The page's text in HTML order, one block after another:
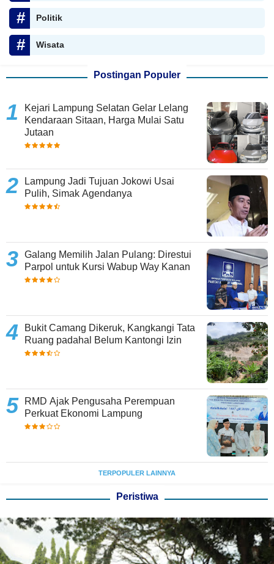
Politik
Wisata
Postingan Populer
Kejari Lampung Selatan Gelar Lelang
Kendaraan Sitaan, Harga Mulai Satu
Jutaan
Lampung Jadi Tujuan Jokowi Usai
Pulih, Simak Agendanya
Galang Memilih Jalan Pulang: Direstui
Parpol untuk Kursi Wabup Way Kanan
Bukit Camang Dikeruk, Kangkangi Tata
Ruang padahal Belum Kantongi Izin
RMD Ajak Pengusaha Perempuan
Perkuat Ekonomi Lampung
TERPOPULER LAINNYA
Peristiwa